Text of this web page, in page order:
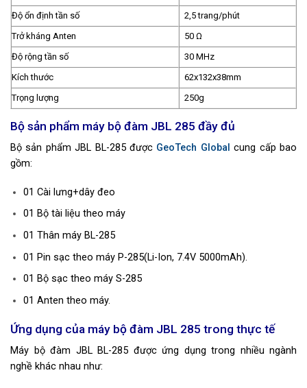
Độ ổn định tần số
2,5 trang/phút
Trở kháng Anten
50 Ω
Độ rộng tần số
30 MHz
Kích thước
62x132x38mm
Trọng lượng
250g
Bộ sản phẩm máy bộ đàm JBL 285 đầy đủ
Bộ sản phẩm JBL BL-285 được GeoTech Global cung cấp bao
gồm:
01 Cài lưng+dây đeo
01 Bộ tài liệu theo máy
01 Thân máy BL-285
01 Pin sạc theo máy P-285(Li-Ion, 7.4V 5000mAh).
01 Bộ sạc theo máy S-285
01 Anten theo máy.
Ứng dụng của máy bộ đàm JBL 285 trong thực tế
Máy bộ đàm JBL BL-285 được ứng dụng trong nhiều ngành
nghề khác nhau như: